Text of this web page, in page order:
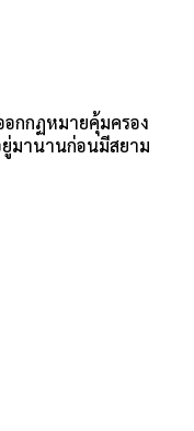
อกกฏหมายคุ้มครอง
มานานก่อนมีสยาม